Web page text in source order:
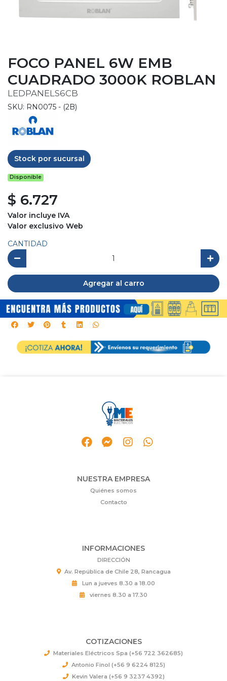
FOCO PANEL 6W EMB
CUADRADO 3000K ROBLAN
LEDPANELS6CB
SKU: RN0075 - (2B)
Stock por sucursal
Disponible
$ 6.727
Valor incluye IVA
Valor exclusivo Web
CANTIDAD
Agregar al carro
NUESTRA EMPRESA
Quiénes somos
Contacto
INFORMACIONES
DIRECCIÓN
Av. República de Chile 28, Rancagua
Lun a jueves 8.30 a 18.00
viernes 8.30 a 17.30
COTIZACIONES
Materiales Eléctricos Spa (+56 722 362685)
Antonio Finol (+56 9 6224 8125)
Kevin Valera (+56 9 3237 4392)